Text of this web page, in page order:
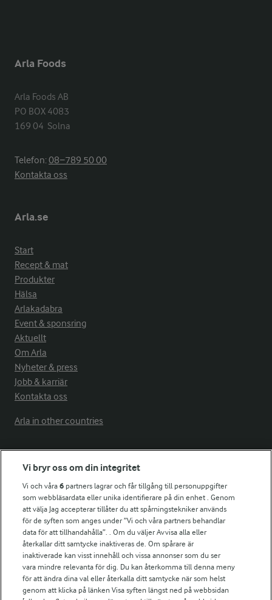
Arla Foods
Arla Foods AB
PO BOX 4083
169 04  Solna
Telefon:08−789 50 00
Kontakta oss
Arla.se
Start
Recept & mat
Produkter
Hälsa
Arlakadabra
Event & sponsring
Aktuellt
Om Arla
Nyheter & press
Jobb & karriär
Kontakta oss
Arla in other countries
Fler Arlasajter
För ägare
Arlas kundportal
Arla.com
Falbygdens Ost
Arla webbshop
Bildbank
Vi bryr oss om din integritet
Vi och våra6 partners lagrar och får tillgång till personuppgifter
som webbläsardata eller unika identifierare på din enhet . Genom
att välja Jag accepterar tillåter du att spårningstekniker används
för de syften som anges under ”Vi och våra partners behandlar
data för att tillhandahålla”. . Om du väljer Avvisa alla eller
återkallar ditt samtycke inaktiveras de. Om spårare är
inaktiverade kan visst innehåll och vissa annonser som du ser
vara mindre relevanta för dig. Du kan återkomma till denna meny
för att ändra dina val eller återkalla ditt samtycke när som helst
genom att klicka på länken Visa syften längst ned på webbsidan